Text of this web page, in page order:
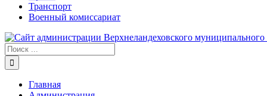
Транспорт
Военный комиссариат
Результат
поиска:
Главная